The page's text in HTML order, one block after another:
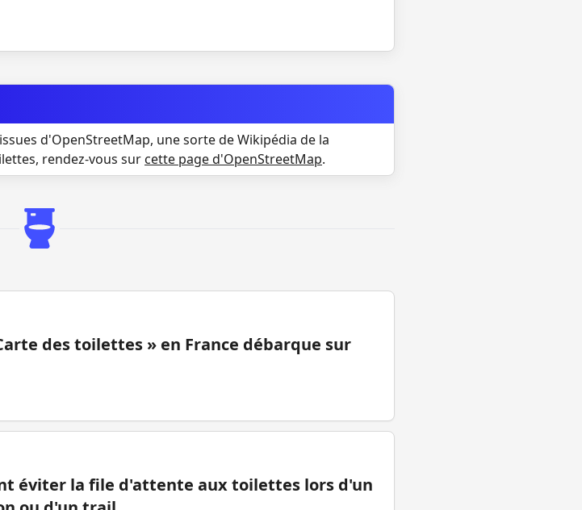
d'OpenStreetMap, une sorte de Wikipédia de la
rendez-vous sur cette page d'OpenStreetMap.
des toilettes » en France débarque sur
éviter la file d'attente aux toilettes lors d'un